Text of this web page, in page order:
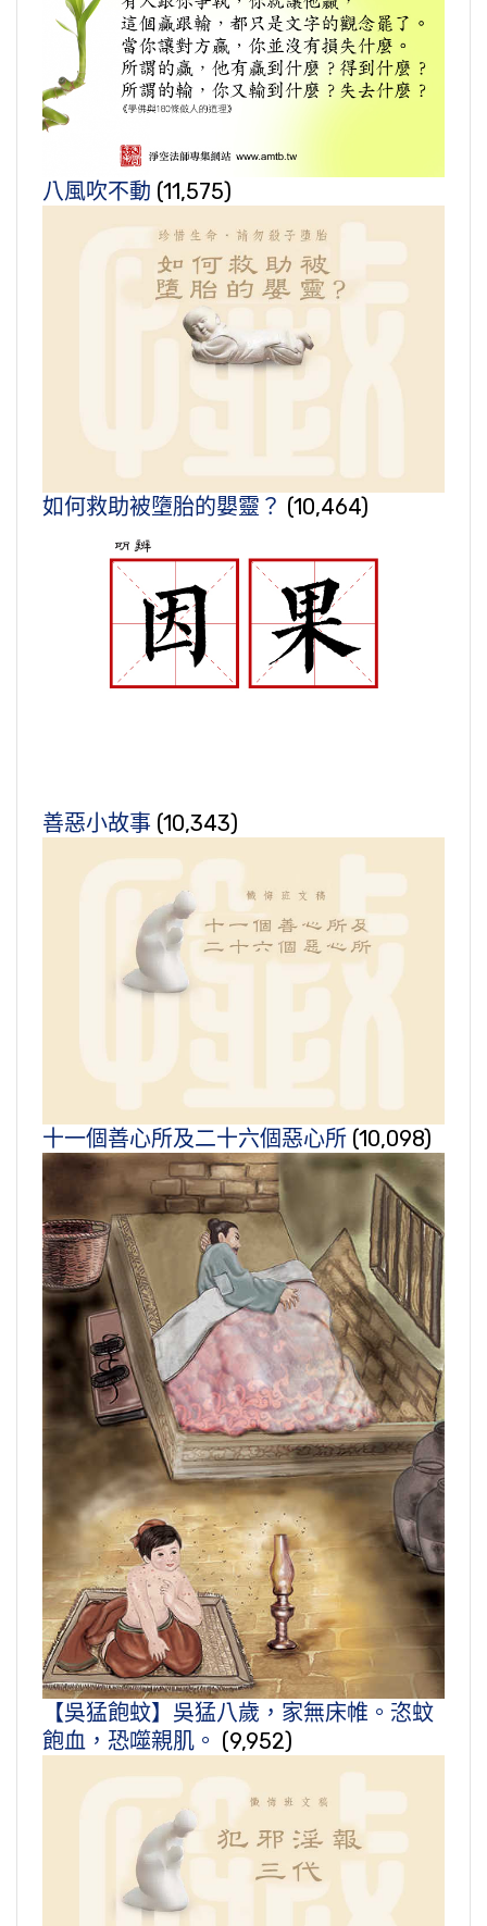
八風吹不動 (11,575)
如何救助被墮胎的嬰靈？ (10,464)
善惡小故事 (10,343)
十一個善心所及二十六個惡心所 (10,098)
【吳猛飽蚊】吳猛八歲，家無床帷。恣蚊
飽血，恐噬親肌。 (9,952)